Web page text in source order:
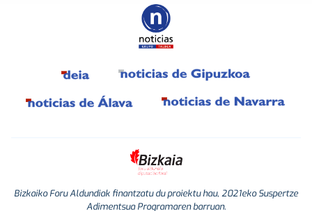
Bizkaiko Foru Aldundiak finantzatu du proiektu hau, 2021eko Suspertze
Adimentsua Programaren barruan.